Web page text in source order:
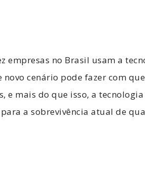
empresas no Brasil usam a
cenário pode fazer com
e mais do que isso, a
a sobrevivência atual de